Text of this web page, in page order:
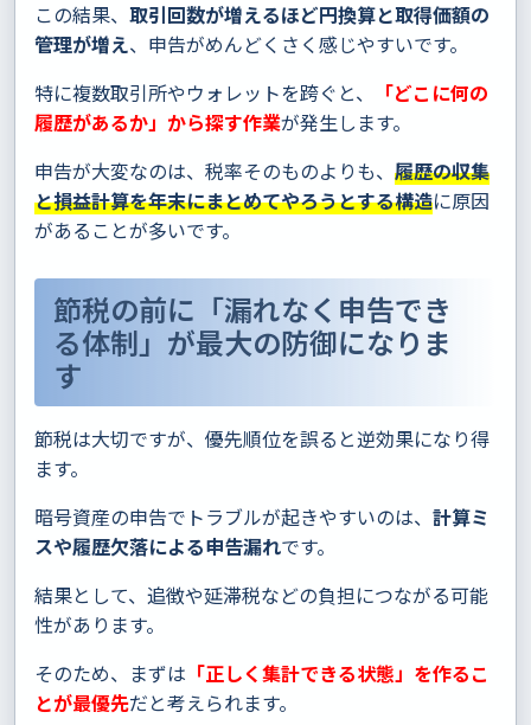
この結果、 取引回数が増えるほど円換算と取得価額の
管理が増え、申告がめんどくさく感じやすいです。
特に複数取引所やウォレットを跨ぐと、
「どこに何の
履歴があるか」から探す作業が発生します。
申告が大変なのは、税率そのものよりも、 履歴の収集
と損益計算を年末にまとめてやろうとする構造に原因
があることが多いです。
節税の前に「漏れなく申告でき
る体制」が最大の防御になりま
す
節税は大切ですが、優先順位を誤ると逆効果になり得
ます。
暗号資産の申告でトラブルが起きやすいのは、 計算ミ
スや履歴欠落による申告漏れです。
結果として、追徴や延滞税などの負担につながる可能
性があります。
そのため、まずは 「正しく集計できる状態」を作るこ
とが最優先だと考えられます。